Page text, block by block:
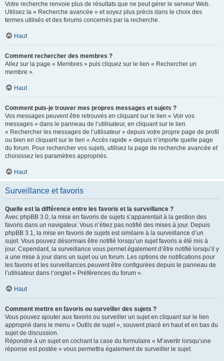
Votre recherche renvoie plus de résultats que ne peut gérer le serveur Web.
Utilisez la « Recherche avancée » et soyez plus précis dans le choix des
termes utilisés et des forums concernés par la recherche.
Haut
Comment rechercher des membres ?
Allez sur la page « Membres » puis cliquez sur le lien « Rechercher un
membre ».
Haut
Comment puis-je trouver mes propres messages et sujets ?
Vos messages peuvent être retrouvés en cliquant sur le lien « Voir vos
messages » dans le panneau de l’utilisateur, en cliquant sur le lien
« Rechercher les messages de l’utilisateur » depuis votre propre page de profil
ou bien en cliquant sur le lien « Accès rapide » depuis n’importe quelle page
du forum. Pour rechercher vos sujets, utilisez la page de recherche avancée et
choisissez les paramètres appropriés.
Haut
Surveillance et favoris
Quelle est la différence entre les favoris et la surveillance ?
Avec phpBB 3.0, la mise en favoris de sujets s’apparentait à la gestion des
favoris dans un navigateur. Vous n’étiez pas notifié des mises à jour. Depuis
phpBB 3.1, la mise en favoris de sujets est similaire à la surveillance d’un
sujet. Vous pouvez désormais être notifié lorsqu’un sujet favoris a été mis à
jour. Cependant, la surveillance vous permet également d’être notifié lorsqu’il y
a une mise à jour dans un sujet ou un forum. Les options de notifications pour
les favoris et les surveillances peuvent être configurées depuis le panneau de
l’utilisateur dans l’onglet « Préférences du forum ».
Haut
Comment mettre en favoris ou surveiller des sujets ?
Vous pouvez ajouter aux favoris ou surveiller un sujet en cliquant sur le lien
approprié dans le menu « Outils de sujet », souvent placé en haut et en bas du
sujet de discussion.
Répondre à un sujet en cochant la case du formulaire « M’avertir lorsqu’une
réponse est postée » vous permettra également de surveiller le sujet.